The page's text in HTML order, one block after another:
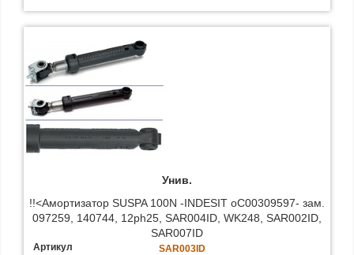
Унив.
!!<Амортизатор SUSPA 100N -INDESIT oC00309597- зам.
097259, 140744, 12ph25, SAR004ID, WK248, SAR002ID,
SAR007ID
Артикул SAR003ID